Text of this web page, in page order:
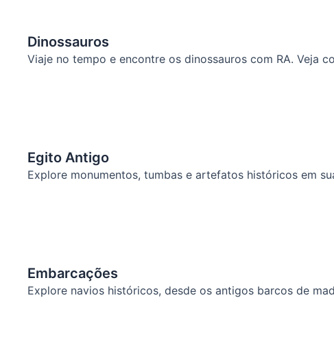
Dinossauros
Viaje no tempo e encontre os dinossauros com RA. Veja
Egito Antigo
Explore monumentos, tumbas e artefatos históricos em
Embarcações
Explore navios históricos, desde os antigos barcos de